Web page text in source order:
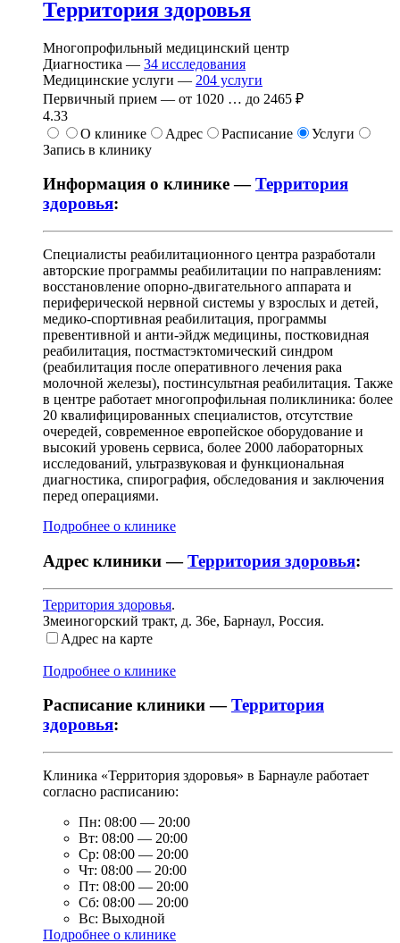
Территория здоровья
Многопрофильный медицинский центр
Диагностика — 34 исследования
Медицинские услуги — 204 услуги
Первичный прием — от 1020 … до 2465 ₽
4.33
О клинике
Адрес Расписание
Услуги
Запись в клинику
Информация о клинике —Территория
здоровья:
Специалисты реабилитационного центра разработали
авторские программы реабилитации по направлениям:
восстановление опорно-двигательного аппарата и
периферической нервной системы у взрослых и детей,
медико-спортивная реабилитация, программы
превентивной и анти-эйдж медицины, постковидная
реабилитация, постмастэктомический синдром
(реабилитация после оперативного лечения рака
молочной железы), постинсультная реабилитация. Также
в центре работает многопрофильная поликлиника: более
20 квалифицированных специалистов, отсутствие
очередей, современное европейское оборудование и
высокий уровень сервиса, более 2000 лабораторных
исследований, ультразвуковая и функциональная
диагностика, спирография, обследования и заключения
перед операциями.
Подробнее о клинике
Адрес клиники —Территория здоровья:
Территория здоровья.
Змеиногорский тракт, д. 36е, Барнаул, Россия.
Адрес на карте
Подробнее о клинике
Расписание клиники —Территория
здоровья:
Клиника «Территория здоровья» в Барнауле работает
согласно расписанию:
Пн: 08:00 — 20:00
Вт: 08:00 — 20:00
Ср: 08:00 — 20:00
Чт: 08:00 — 20:00
Пт: 08:00 — 20:00
Сб: 08:00 — 20:00
Вс: Выходной
Подробнее о клинике